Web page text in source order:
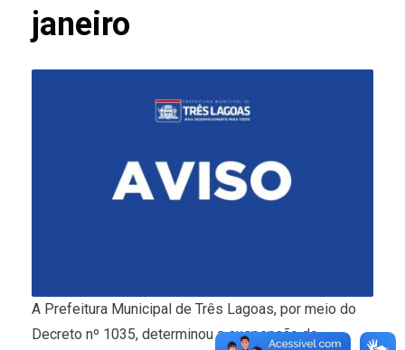
janeiro
A Prefeitura Municipal de Três Lagoas, por meio do
Decreto nº 1035, determinou a suspensão do